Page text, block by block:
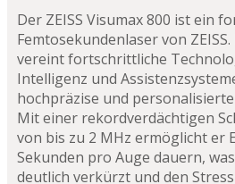
Der ZEISS Visumax 800 ist ein
Femtosekundenlaser von
vereint fortschrittliche
Intelligenz und
hochpräzise und
Mit einer rekordverdächtigen
von bis zu 2 MHz ermöglicht er
Sekunden pro Auge dauern,
deutlich verkürzt und den